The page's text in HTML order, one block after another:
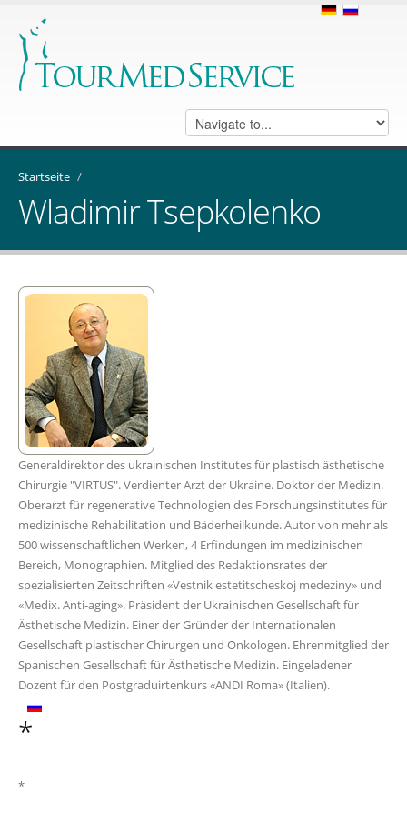
Startseite /
Wladimir Tsepkolenko
Generaldirektor des ukrainischen Institutes für plastisch ästhetische
Chirurgie "VIRTUS". Verdienter Arzt der Ukraine. Doktor der Medizin.
Oberarzt für regenerative Technologien des Forschungsinstitutes für
medizinische Rehabilitation und Bäderheilkunde. Autor von mehr als
500 wissenschaftlichen Werken, 4 Erfindungen im medizinischen
Bereich, Monographien. Mitglied des Redaktionsrates der
spezialisierten Zeitschriften «Vestnik estetitscheskoj medeziny» und
«Medix. Anti-aging». Präsident der Ukrainischen Gesellschaft für
Ästhetische Medizin. Einer der Gründer der Internationalen
Gesellschaft plastischer Chirurgen und Onkologen. Ehrenmitglied der
Spanischen Gesellschaft für Ästhetische Medizin. Eingeladener
Dozent für den Postgraduirtenkurs «ANDI Roma» (Italien).
*
*